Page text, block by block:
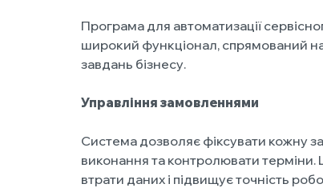
Програма для автоматизації
широкий функціонал, спрямований
завдань бізнесу.
Управління замовленнями
Система дозволяє фіксувати кожну
виконання та контролювати
втрати даних і підвищує точність